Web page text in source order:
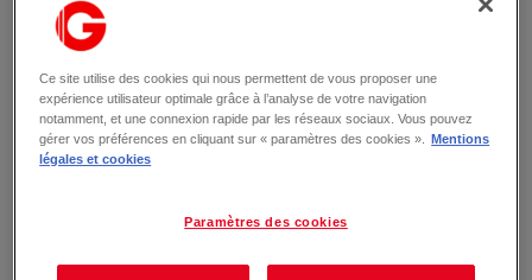
Ce site utilise des cookies qui nous permettent de vous proposer une
expérience utilisateur optimale grâce à l’analyse de votre navigation
notamment, et une connexion rapide par les réseaux sociaux. Vous pouvez
gérer vos préférences en cliquant sur « paramètres des cookies ».
Mentions
légales et cookies
Paramètres des cookies